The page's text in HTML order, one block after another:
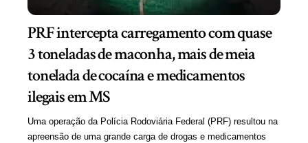
PRF intercepta carregamento com quase
3 toneladas de maconha, mais de meia
tonelada de cocaína e medicamentos
ilegais em MS
Uma operação da Polícia Rodoviária Federal (PRF) resultou na
apreensão de uma grande carga de drogas e medicamentos